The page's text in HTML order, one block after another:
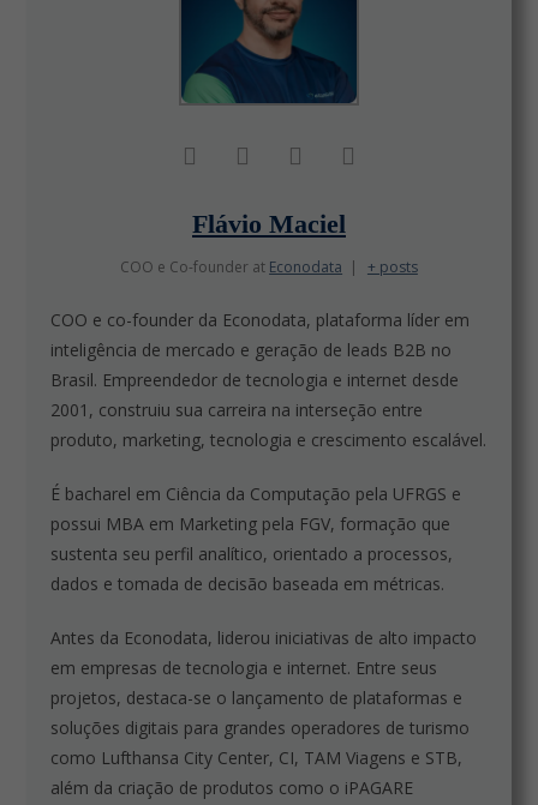
Flávio Maciel
COO e Co-founder at Econodata | + posts
COO e co-founder da Econodata, plataforma líder em
inteligência de mercado e geração de leads B2B no
Brasil. Empreendedor de tecnologia e internet desde
2001, construiu sua carreira na interseção entre
produto, marketing, tecnologia e crescimento escalável.
É bacharel em Ciência da Computação pela UFRGS e
possui MBA em Marketing pela FGV, formação que
sustenta seu perfil analítico, orientado a processos,
dados e tomada de decisão baseada em métricas.
Antes da Econodata, liderou iniciativas de alto impacto
em empresas de tecnologia e internet. Entre seus
projetos, destaca-se o lançamento de plataformas e
soluções digitais para grandes operadores de turismo
como Lufthansa City Center, CI, TAM Viagens e STB,
além da criação de produtos como o iPAGARE